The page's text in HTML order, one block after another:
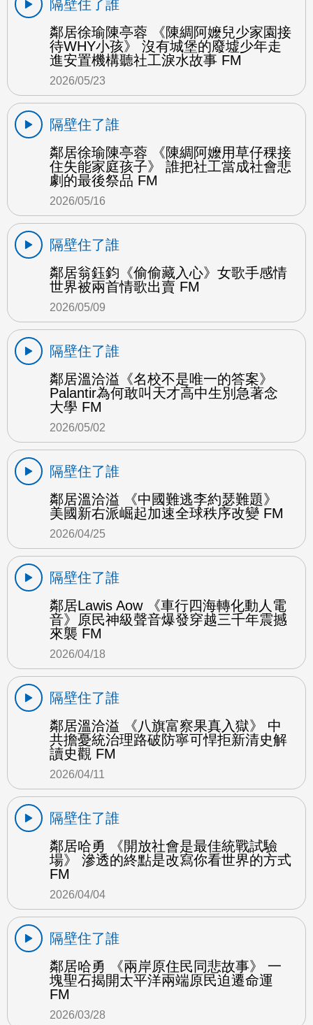
隔壁住了誰
鄰居徐瑜陳亭蓉 《陳綢阿嬤兒少家園接
待WHY小孩》 沒有城堡的廢墟少年走
進安置機構聽社工淚水故事 FM
2026/05/23
隔壁住了誰
鄰居徐瑜陳亭蓉 《陳綢阿嬤用草仔稞接
住失能家庭孩子》 誰把社工當成社會悲
劇的最後祭品 FM
2026/05/16
隔壁住了誰
鄰居翁鈺鈞《偷偷藏入心》女歌手感情
世界被兩首情歌出賣 FM
2026/05/09
隔壁住了誰
鄰居溫洽溢《名校不是唯一的答案》
Palantir為何敢叫天才高中生別急著念
大學 FM
2026/05/02
隔壁住了誰
鄰居溫洽溢 《中國難逃李約瑟難題》
美國新右派崛起加速全球秩序改變 FM
2026/04/25
隔壁住了誰
鄰居Lawis Aow 《車行四海轉化動人電
音》原民神級聲音爆發穿越三千年震撼
來襲 FM
2026/04/18
隔壁住了誰
鄰居溫洽溢 《八旗富察果真入獄》 中
共擔憂統治理路破防寧可悍拒新清史解
讀史觀 FM
2026/04/11
隔壁住了誰
鄰居哈勇 《開放社會是最佳統戰試驗
場》 滲透的終點是改寫你看世界的方式
FM
2026/04/04
隔壁住了誰
鄰居哈勇 《兩岸原住民同悲故事》 一
塊聖石揭開太平洋兩端原民迫遷命運
FM
2026/03/28